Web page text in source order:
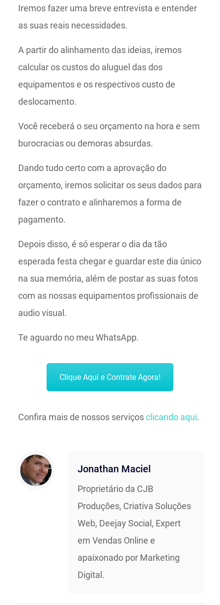
Iremos fazer uma breve entrevista e entender
as suas reais necessidades.
A partir do alinhamento das ideias, iremos
calcular os custos do aluguel das dos
equipamentos e os respectivos custo de
deslocamento.
Você receberá o seu orçamento na hora e sem
burocracias ou demoras absurdas.
Dando tudo certo com a aprovação do
orçamento, iremos solicitar os seus dados para
fazer o contrato e alinharemos a forma de
pagamento.
Depois disso, é só esperar o dia da tão
esperada festa chegar e guardar este dia único
na sua memória, além de postar as suas fotos
com as nossas equipamentos profissionais de
audio visual.
Te aguardo no meu WhatsApp.
Clique Aqui e Contrate Agora!
Confira mais de nossos serviçosclicando aqui.
Jonathan Maciel
Proprietário da CJB
Produções, Criativa Soluções
Web, Deejay Social, Expert
em Vendas Online e
apaixonado por Marketing
Digital.